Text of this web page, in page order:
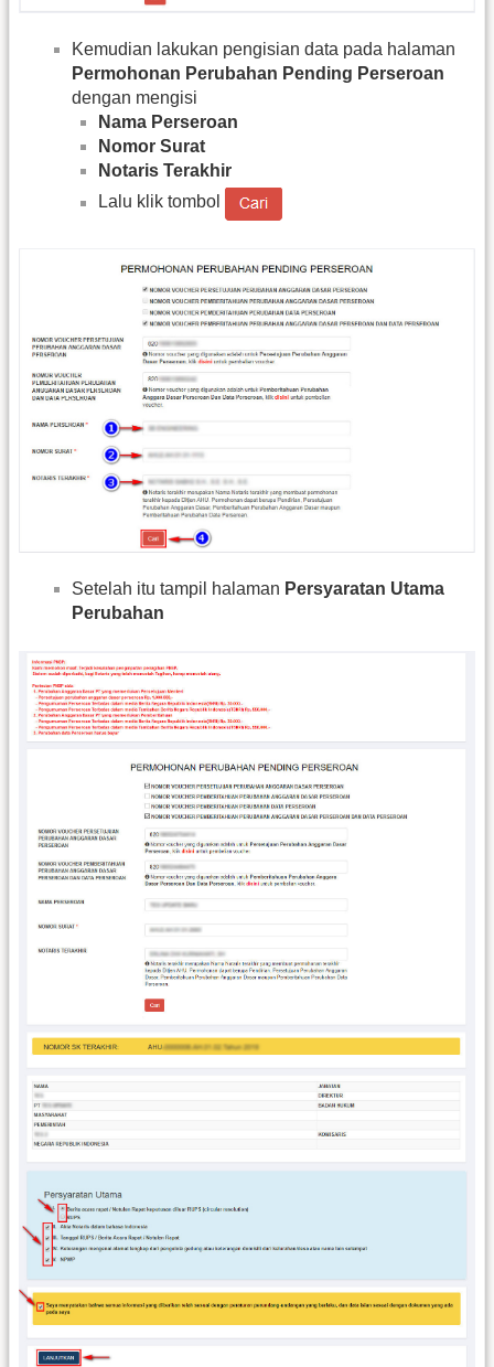
Kemudian lakukan pengisian data pada halaman
Permohonan Perubahan Pending Perseroan
dengan mengisi
Nama Perseroan
Nomor Surat
Notaris Terakhir
Lalu klik tombol
Setelah itu tampil halaman Persyaratan Utama
Perubahan